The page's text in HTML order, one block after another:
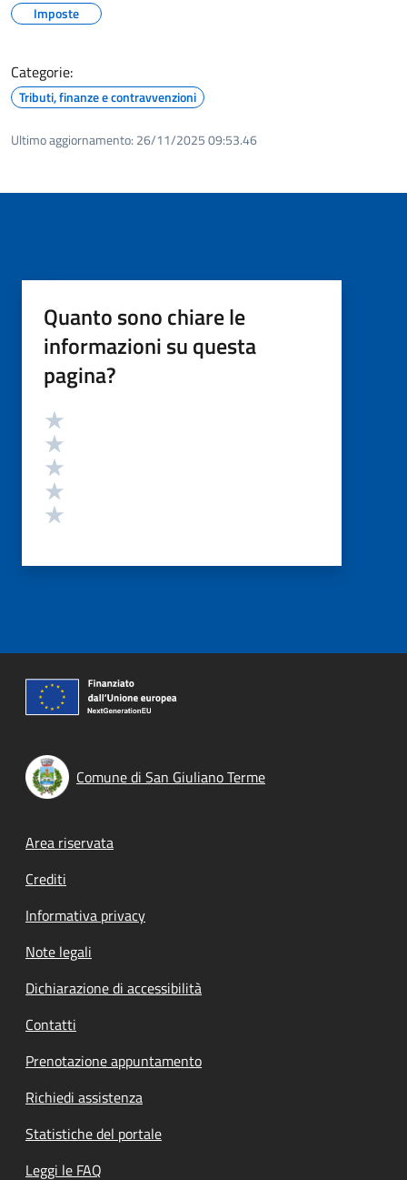
Imposte
Categorie:
Tributi, finanze e contravvenzioni
Ultimo aggiornamento: 26/11/2025 09:53.46
Quanto sono chiare le
informazioni su questa
pagina?
Valutazione
Comune di San Giuliano Terme
Footer menu
Area riservata
Crediti
Informativa privacy
Note legali
Dichiarazione di accessibilità
Contatti
Prenotazione appuntamento
Richiedi assistenza
Statistiche del portale
Leggi le FAQ